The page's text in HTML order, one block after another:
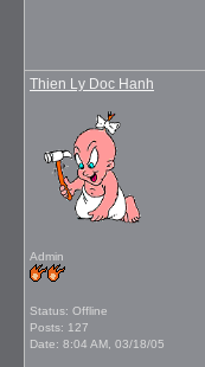
Thien Ly Doc Hanh
Admin
Status: Offline
Posts: 127
Date: 8:04 AM, 03/18/05